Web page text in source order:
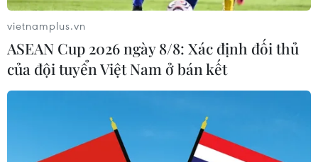
vietnamplus.vn
ASEAN Cup 2026 ngày 8/8: Xác định đối thủ
của đội tuyển Việt Nam ở bán kết